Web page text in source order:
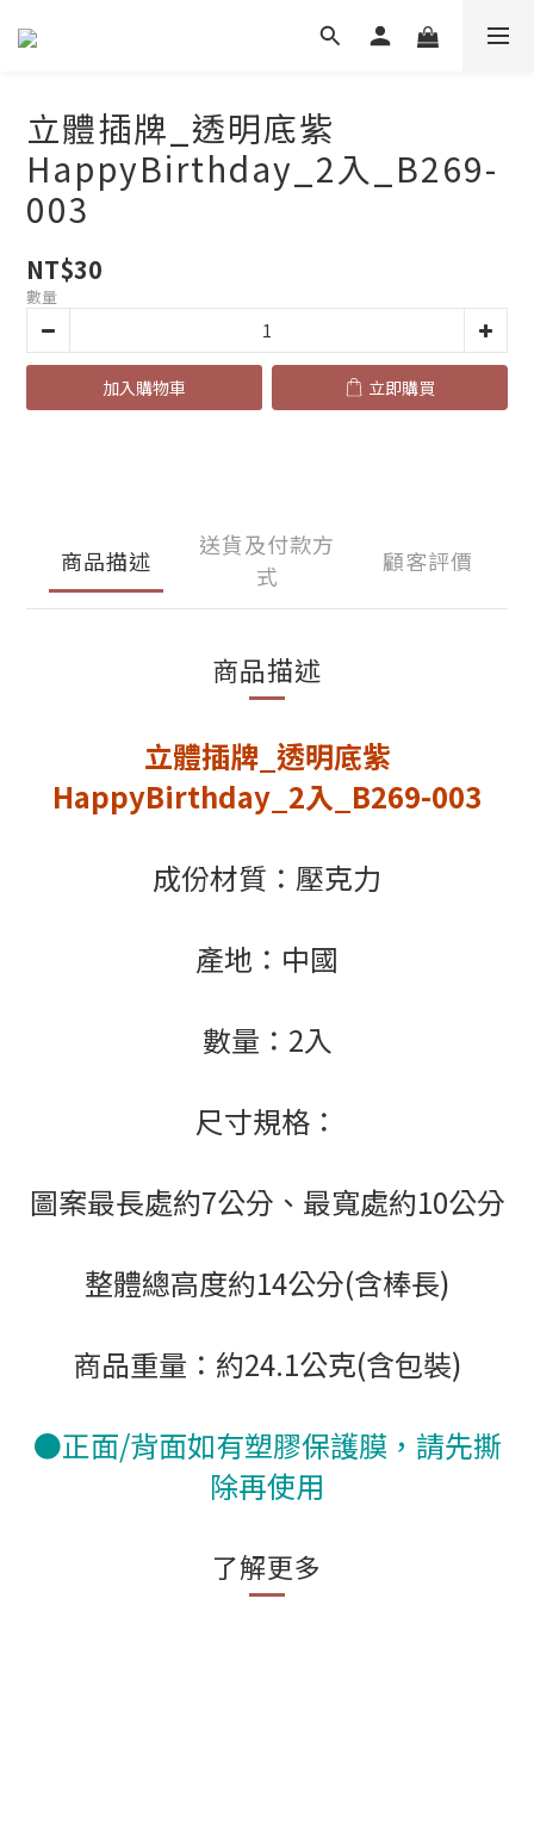
立體插牌_透明底紫
HappyBirthday_2入_B269-
003
NT$30
數量
加入購物車 立即購買
商品描述
送貨及付款方
式
顧客評價
商品描述
立體插牌_透明底紫
HappyBirthday_2入_B269-003
成份材質：壓克力
產地：中國
數量：2入
尺寸規格：
圖案最長處約7公分、最寬處約10公分
整體總高度約14公分(含棒長)
商品重量：約24.1公克(含包裝)
●正面/背面如有塑膠保護膜，請先撕
除再使用
了解更多